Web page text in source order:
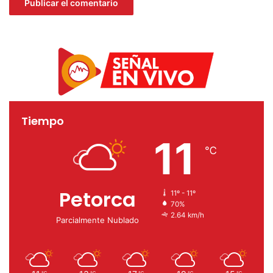
residentes. Un espacio para tranquilidad de los
complicados meses de invierno”, comentó el alcalde de
Cabildo, Patricio Aliaga.
Tiempo
Petorca
Parcialmente Nublado
11 ℃
11º - 11º
70%
2.64 km/h